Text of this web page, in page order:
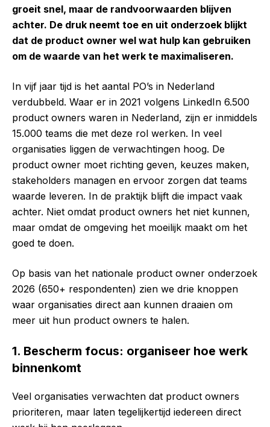
groeit snel, maar de randvoorwaarden blijven
achter. De druk neemt toe en uit onderzoek blijkt
dat de product owner wel wat hulp kan gebruiken
om de waarde van het werk te maximaliseren.
In vijf jaar tijd is het aantal PO’s in Nederland
verdubbeld. Waar er in 2021 volgens LinkedIn 6.500
product owners waren in Nederland, zijn er inmiddels
15.000 teams die met deze rol werken. In veel
organisaties liggen de verwachtingen hoog. De
product owner moet richting geven, keuzes maken,
stakeholders managen en ervoor zorgen dat teams
waarde leveren. In de praktijk blijft die impact vaak
achter. Niet omdat product owners het niet kunnen,
maar omdat de omgeving het moeilijk maakt om het
goed te doen.
Op basis van het nationale product owner onderzoek
2026 (650+ respondenten) zien we drie knoppen
waar organisaties direct aan kunnen draaien om
meer uit hun product owners te halen.
1. Bescherm focus: organiseer hoe werk
binnenkomt
Veel organisaties verwachten dat product owners
prioriteren, maar laten tegelijkertijd iedereen direct